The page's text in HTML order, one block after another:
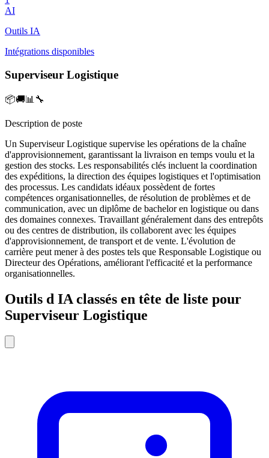
AI
Outils IA
Intégrations disponibles
Superviseur Logistique
📦🚚📊🔧
Description de poste
Un Superviseur Logistique supervise les opérations de la chaîne
d'approvisionnement, garantissant la livraison en temps voulu et la
gestion des stocks. Les responsabilités clés incluent la coordination
des expéditions, la direction des équipes logistiques et l'optimisation
des processus. Les candidats idéaux possèdent de fortes
compétences organisationnelles, de résolution de problèmes et de
communication, avec un diplôme de bachelor en logistique ou dans
des domaines connexes. Travaillant généralement dans des entrepôts
ou des centres de distribution, ils collaborent avec les équipes
d'approvisionnement, de transport et de vente. L'évolution de
carrière peut mener à des postes tels que Responsable Logistique ou
Directeur des Opérations, améliorant l'efficacité et la performance
organisationnelles.
Outils d IA classés en tête de liste pour
Superviseur Logistique